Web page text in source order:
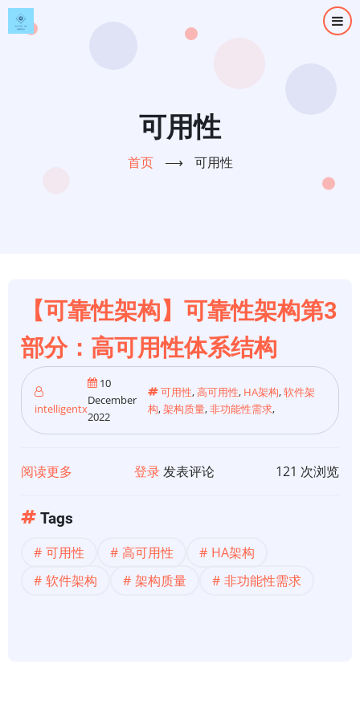
跳
转
可用性
首页 ⟶ 可用性
【可靠性架构】可靠性架构第3
部分：高可用性体系结构
intelligentx
10
December
2022
可用性,高可用性, HA架构,软件架
构,架构质量,非功能性需求,
阅读更多
性
架
登录发表评论 121 次浏览
Tags
可用性 高可用性
HA架构
软件架构
架构质量 非功能性需求